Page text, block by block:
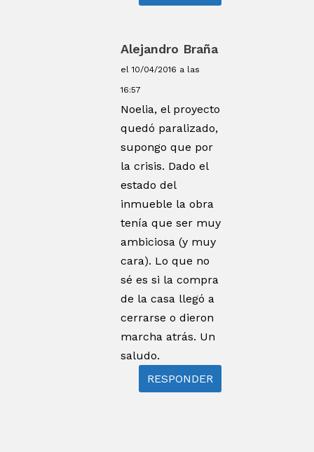
Alejandro Braña
el 10/04/2016 a las
16:57
Noelia, el proyecto
quedó paralizado,
supongo que por
la crisis. Dado el
estado del
inmueble la obra
tenía que ser muy
ambiciosa (y muy
cara). Lo que no
sé es si la compra
de la casa llegó a
cerrarse o dieron
marcha atrás. Un
saludo.
RESPONDER